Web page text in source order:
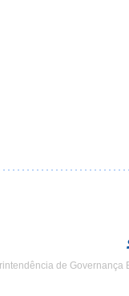
de Governança